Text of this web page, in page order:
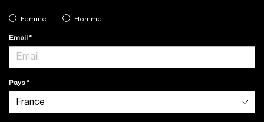
Femme Homme
Email
Pays